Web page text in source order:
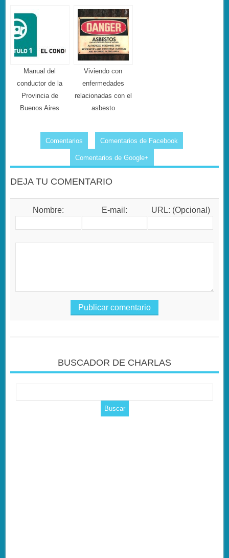
Manual del
conductor de la
Provincia de
Buenos Aires
Viviendo con
enfermedades
relacionadas con el
asbesto
Comentarios Comentarios de Facebook
Comentarios de Google+
DEJA TU COMENTARIO
Nombre: E-mail: URL: (Opcional)
BUSCADOR DE CHARLAS